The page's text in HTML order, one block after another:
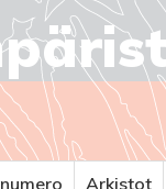
Arkistot